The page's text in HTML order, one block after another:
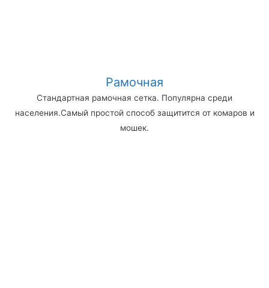
Рамочная
Стандартная рамочная сетка. Популярна среди
населения.Самый простой способ защитится от комаров и
мошек.